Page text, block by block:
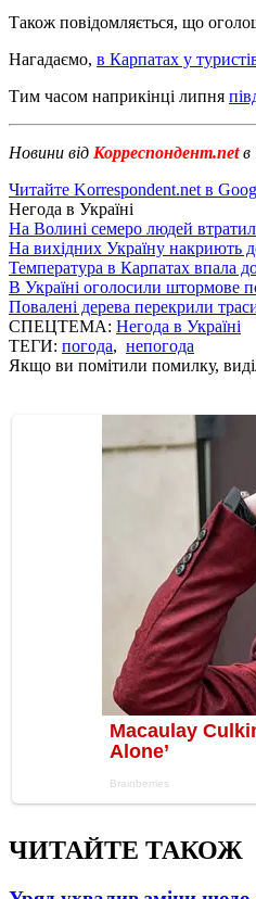
Також повідомляється, що
Нагадаємо, в Карпатах у
Тим часом наприкінці липня
Новини від Корреспондент.netв
Читайте Korrespondent.net в
Негода в Україні
На Волині семеро людей
На вихідних Україну накриють
Температура в Карпатах впала
В Україні оголосили штормове
Повалені дерева перекрили
СПЕЦТЕМА: Негода в Україні
ТЕГИ: погода, непогода
Якщо ви помітили помилку,
ЧИТАЙТЕ ТАКОЖ